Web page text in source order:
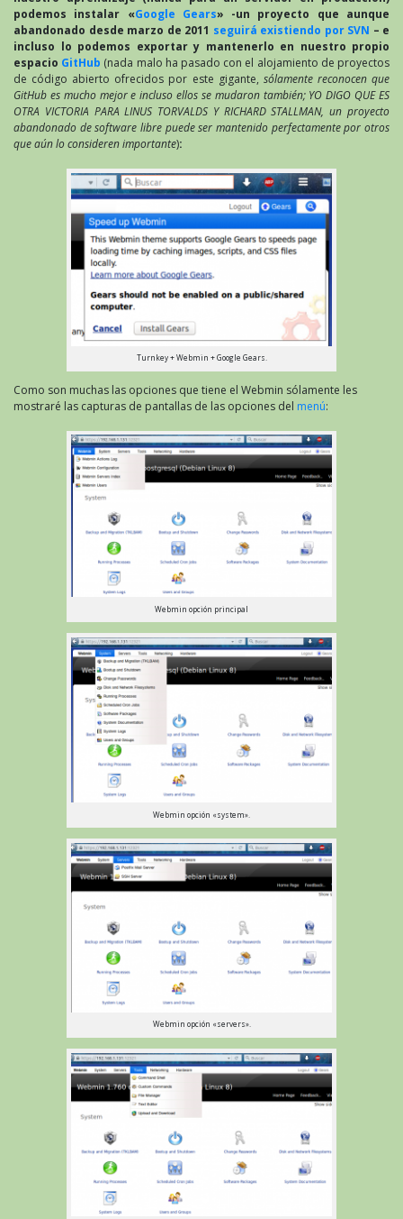
podemos instalar «Google Gears» -un proyecto que aunque
abandonado desde marzo de 2011 seguirá existiendo por SVN – e
incluso lo podemos exportar y mantenerlo en nuestro propio
espacio GitHub (nada malo ha pasado con el alojamiento de proyectos
de código abierto ofrecidos por este gigante, sólamente reconocen que
GitHub es mucho mejor e incluso ellos se mudaron también; YO DIGO QUE ES
OTRA VICTORIA PARA LINUS TORVALDS Y RICHARD STALLMAN, un proyecto
abandonado de software libre puede ser mantenido perfectamente por otros
que aún lo consideren importante):
Turnkey + Webmin + Google Gears.
Como son muchas las opciones que tiene el Webmin sólamente les
mostraré las capturas de pantallas de las opciones del menú:
Webmin opción principal
Webmin opción «system».
Webmin opción «servers».